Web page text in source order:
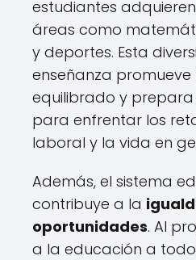
estudiantes
áreas como
y deportes. Esta
enseñanza
equilibrado y prepara
para enfrentar los
laboral y la vida en
Además, el sistema
contribuye a la
oportunidades. Al
a la educación a